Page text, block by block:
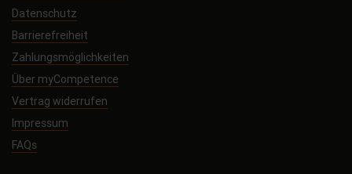
Datenschutz
Barrierefreiheit
Zahlungsmöglichkeiten
Über myCompetence
Vertrag widerrufen
Impressum
FAQs